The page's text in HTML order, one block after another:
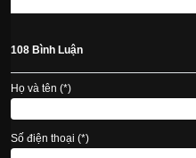
108 Bình Luận
Họ và tên (*)
Số điện thoại (*)